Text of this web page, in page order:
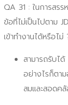
QA 31 : ในการสร
ข้อที่ไม่เป็นไปตาม
เข้าทำงานได้หรือไม่
สามารถรับได้
อย่างไรก็ตา
สมและสอดค